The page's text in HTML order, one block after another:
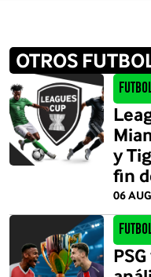
OTROS
06 AUG
y
fin